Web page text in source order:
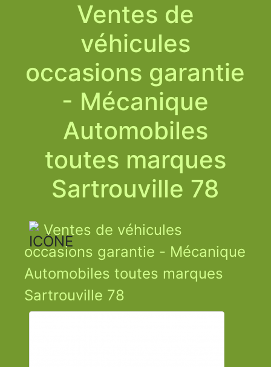
Ventes de
véhicules
occasions garantie
- Mécanique
Automobiles
toutes marques
Sartrouville 78
Ventes de véhicules
occasions garantie - Mécanique
Automobiles toutes marques
Sartrouville 78